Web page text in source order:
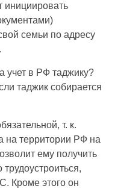
инициировать
семьи по адресу
учет в РФ таджику?
таджик собирается
т. к.
на территории РФ на
ему получить
Кроме этого он